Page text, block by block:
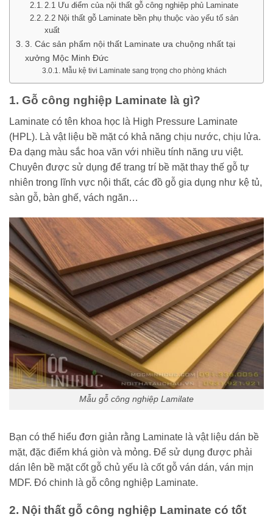
2.1 Ưu điểm của nội thất gỗ công nghiệp phủ Laminate
2.2 Nội thất gỗ Laminate bền phụ thuộc vào yếu tố sản
xuất
3. Các sản phẩm nội thất Laminate ưa chuộng nhất tại
xưởng Mộc Minh Đức
Mẫu kệ tivi Laminate sang trọng cho phòng khách
1. Gỗ công nghiệp Laminate là gì?
Laminate có tên khoa học là High Pressure Laminate
(HPL). Là vật liệu bề mặt có khả năng chịu nước, chịu lửa.
Đa dạng màu sắc hoa văn với nhiều tính năng ưu việt.
Chuyên được sử dụng để trang trí bề mặt thay thế gỗ tự
nhiên trong lĩnh vực nội thất, các đồ gỗ gia dụng như kệ tủ,
sàn gỗ, bàn ghế, vách ngăn…
Mẫu gỗ công nghiệp Lamilate
Bạn có thể hiểu đơn giản rằng Laminate là vật liệu dán bề
mặt, đặc điểm khá giòn và mỏng. Để sử dụng được phải
dán lên bề mặt cốt gỗ chủ yếu là cốt gỗ ván dán, ván mịn
MDF. Đó chinh là gỗ công nghiệp Laminate.
2. Nội thất gỗ công nghiệp Laminate có tốt